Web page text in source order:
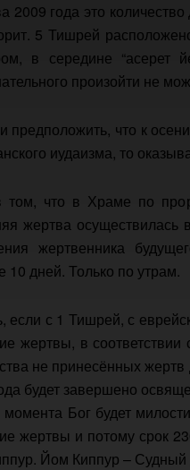
2009 года это
5 Тишрей
в середине “асерет
произойти не
предположить, что к
иудаизма, то
том, что в Храме по
жертва
жертвенника
10 дней. Только по утрам.
если с 1 Тишрей, с
жертвы, в
не принесённых
будет завершено
момента Бог будет
жертвы и потому срок
Йом Киппур – Судный